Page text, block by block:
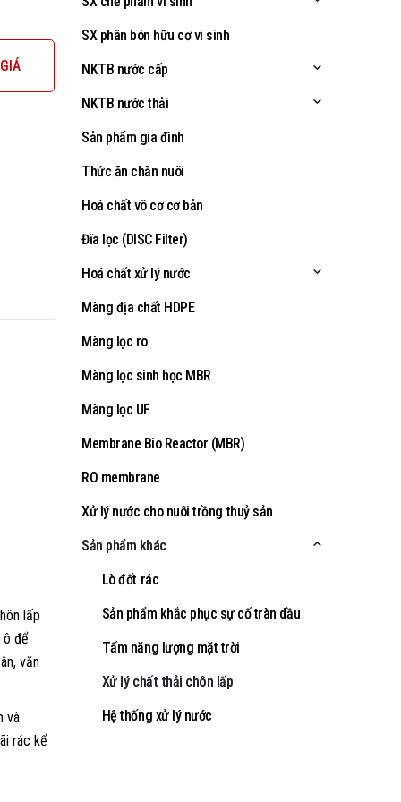
lấp
ô để
văn
và
rác kể
SX phân bón hữu cơ vi sinh
NKTB nước cấp
NKTB nước thải
Sản phẩm gia đình
Thức ăn chăn nuôi
Hoá chất vô cơ cơ bản
Đĩa lọc (DISC Filter)
Hoá chất xử lý nước
Màng địa chất HDPE
Màng lọc ro
Màng lọc sinh học MBR
Màng lọc UF
Membrane Bio Reactor (MBR)
RO membrane
Xử lý nước cho nuôi trồng thuỷ sản
Sản phẩm khác
Lò đốt rác
Sản phẩm khắc phục sự cố tràn dầu
Tấm năng lượng mặt trời
Xử lý chất thải chôn lấp
Hệ thống xử lý nước